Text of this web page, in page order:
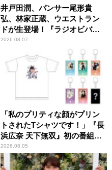
井戸田潤、パンサー尾形貴
弘、林家正蔵、ウエストラン
ドが生登場！『ラジオビバリ
ー昼ズ』
2026.08.07
「私のプリティな顔がプリン
トされたTシャツです！」『長
浜広奈 天下無双』初の番組グ
ッズ発売
2026.08.05